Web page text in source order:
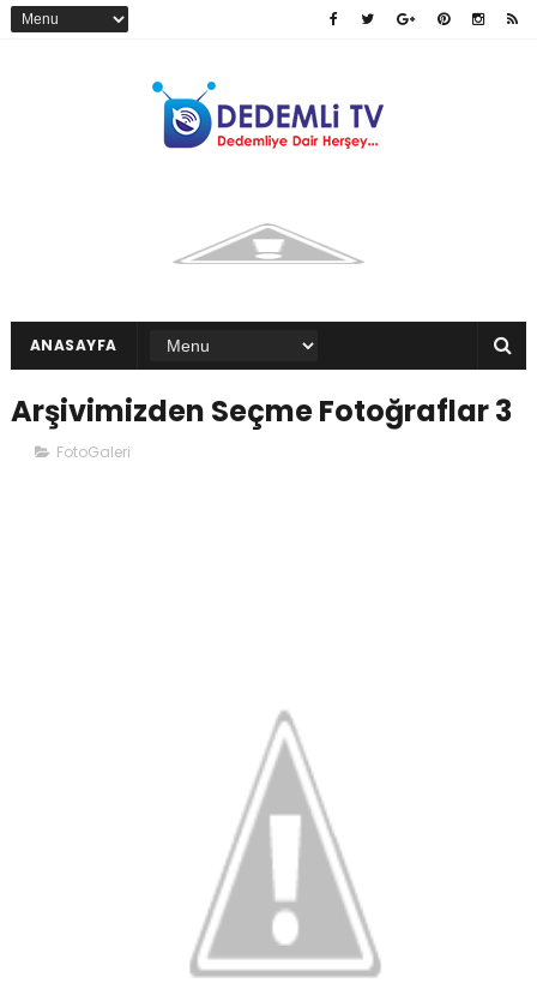
ANASAYFA
Arşivimizden Seçme Fotoğraflar 3
FotoGaleri